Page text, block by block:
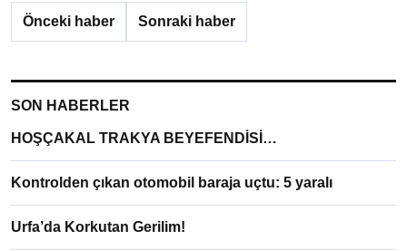
Önceki haber Sonraki haber
SON HABERLER
HOŞÇAKAL TRAKYA BEYEFENDİSİ…
Kontrolden çıkan otomobil baraja uçtu: 5 yaralı
Urfa’da Korkutan Gerilim!